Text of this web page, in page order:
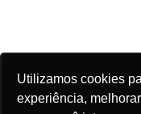
Utilizamos cookies
experiência,